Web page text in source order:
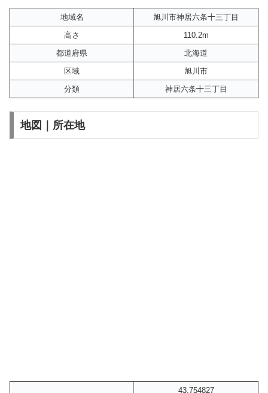
地域名
旭川市神居六条十三丁目
高さ
110.2m
都道府県
北海道
区域
旭川市
分類
神居六条十三丁目
地図｜所在地
43.754827